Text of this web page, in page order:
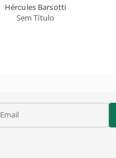
Hércules Barsotti
Sem Título
Email